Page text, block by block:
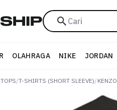
Cari
OLAHRAGA NIKE JORDAN
TOPS/T-SHIRTS (SHORT SLEEVE)/ KENZO